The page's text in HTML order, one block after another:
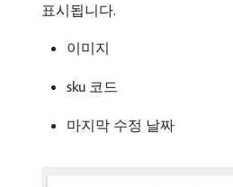
표시됩니다.
이미지
sku 코드
마지막 수정 날짜